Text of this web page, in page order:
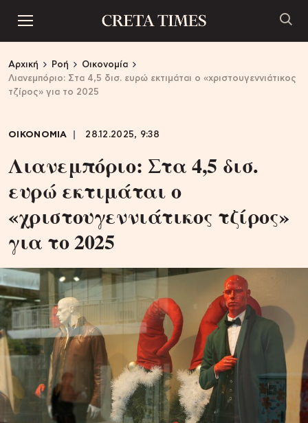
Αρχική Ροή
Οικονομία
Λιανεμπόριο: Στα 4,5 δισ. ευρώ εκτιμάται ο «χριστουγεννιάτικος
τζίρος» για το 2025
ΟΙΚΟΝΟΜΙΑ 28.12.2025, 9:38
Λιανεμπόριο: Στα 4,5 δισ.
ευρώ εκτιμάται ο
«χριστουγεννιάτικος τζίρος»
για το 2025